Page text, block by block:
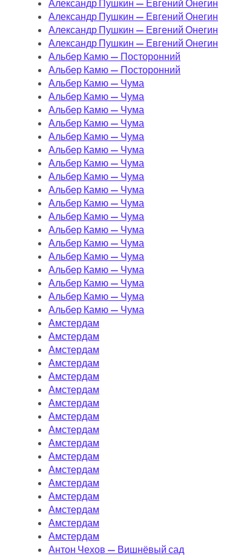
Александр Пушкин — Евгений Онегин
Александр Пушкин — Евгений Онегин
Александр Пушкин — Евгений Онегин
Александр Пушкин — Евгений Онегин
Альбер Камю — Посторонний
Альбер Камю — Посторонний
Альбер Камю — Чума
Альбер Камю — Чума
Альбер Камю — Чума
Альбер Камю — Чума
Альбер Камю — Чума
Альбер Камю — Чума
Альбер Камю — Чума
Альбер Камю — Чума
Альбер Камю — Чума
Альбер Камю — Чума
Альбер Камю — Чума
Альбер Камю — Чума
Альбер Камю — Чума
Альбер Камю — Чума
Альбер Камю — Чума
Альбер Камю — Чума
Альбер Камю — Чума
Альбер Камю — Чума
Амстердам
Амстердам
Амстердам
Амстердам
Амстердам
Амстердам
Амстердам
Амстердам
Амстердам
Амстердам
Амстердам
Амстердам
Амстердам
Амстердам
Амстердам
Амстердам
Амстердам
Антон Чехов — Вишнёвый сад